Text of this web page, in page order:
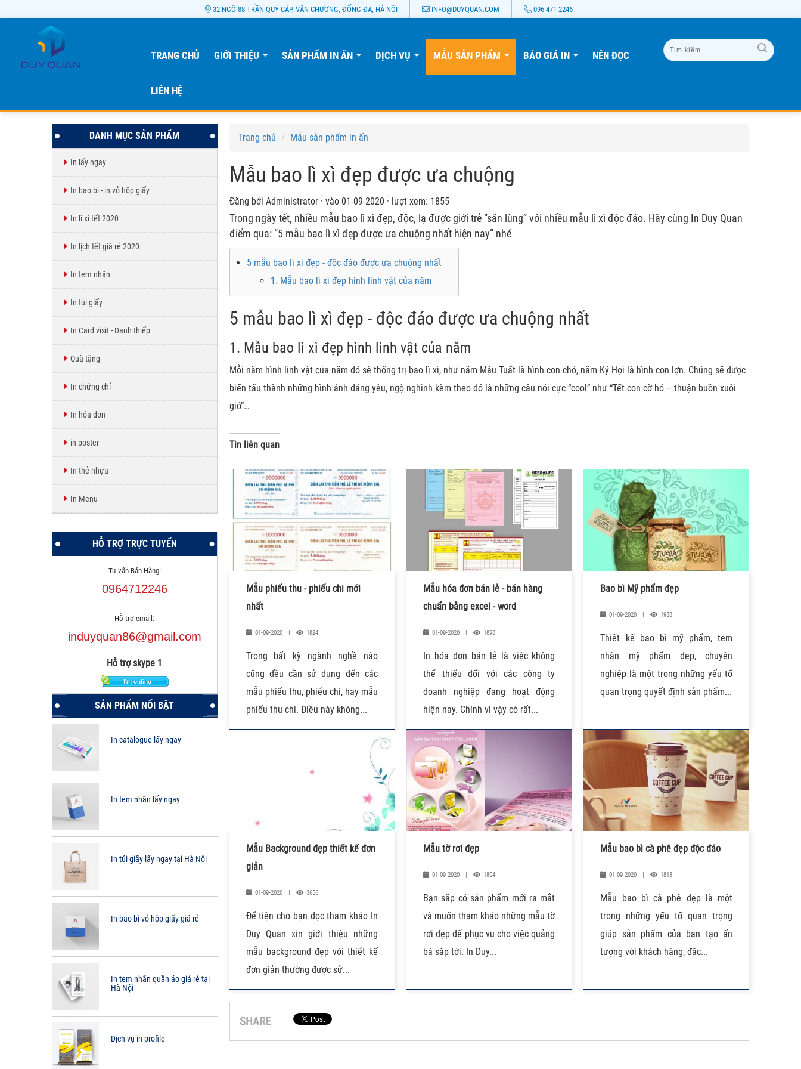
32 NGÕ 88 TRẦN QUÝ CÁP, VĂN CHƯƠNG, ĐỐNG ĐA, HÀ NỘI INFO@DUYQUAN.COM 096 471 2246
TRANG CHỦ GIỚI THIỆU SẢN PHẨM IN ẤN DỊCH VỤ MẪU SẢN PHẨM BÁO GIÁ IN NÊN ĐỌC
LIÊN HỆ
Trang chủ Mẫu sản phẩm in ấn
Mẫu bao lì xì đẹp được ưa chuộng
Đăng bởi Administrator · vào 01-09-2020 · lượt xem: 1855
Trong ngày tết, nhiều mẫu bao lì xì đẹp, độc, lạ được giới trẻ “săn lùng” với nhiều mẫu lì xì độc đáo. Hãy cùng In Duy Quan
điểm qua: “5 mẫu bao lì xì đẹp được ưa chuộng nhất hiện nay” nhé
5 mẫu bao lì xì đẹp - độc đáo được ưa chuộng nhất
1. Mẫu bao lì xì đẹp hình linh vật của năm
5 mẫu bao lì xì đẹp - độc đáo được ưa chuộng nhất
1. Mẫu bao lì xì đẹp hình linh vật của năm
Mỗi năm hình linh vật của năm đó sẽ thống trị bao lì xì, như năm Mậu Tuất là hình con chó, năm Kỷ Hợi là hình con lợn. Chúng sẽ được
biến tấu thành những hình ảnh đáng yêu, ngộ nghĩnh kèm theo đó là những câu nói cực “cool” như “Tết con cờ hó – thuận buồn xuôi
gió”…
Tin liên quan
Mẫu phiếu thu - phiếu chi mới
nhất
01-09-2020 | 1824
Trong bất kỳ ngành nghề nào
cũng đều cần sử dụng đến các
mẫu phiếu thu, phiếu chi, hay mẫu
phiếu thu chi. Điều này không...
Mẫu hóa đơn bán lẻ - bán hàng
chuẩn bằng excel - word
01-09-2020 | 1898
In hóa đơn bán lẻ là việc không
thể thiếu đối với các công ty
doanh nghiệp đang hoạt động
hiện nay. Chính vì vậy có rất...
Bao bì Mỹ phẩm đẹp
01-09-2020 | 1933
Thiết kế bao bì mỹ phẩm, tem
nhãn mỹ phẩm đẹp, chuyên
nghiệp là một trong những yếu tố
quan trọng quyết định sản phẩm...
Mẫu Background đẹp thiết kế đơn
giản
01-09-2020 3656
Để tiện cho bạn đọc tham khảo In
Duy Quan xin giới thiệu những
mẫu background đẹp với thiết kế
đơn giản thường được sử...
Mẫu tờ rơi đẹp
01-09-2020 1804
Bạn sắp có sản phẩm mới ra mắt
và muốn tham khảo những mẫu tờ
rơi đẹp để phục vụ cho việc quảng
bá sắp tới. In Duy...
Mẫu bao bì cà phê đẹp độc đáo
01-09-2020 1813
Mẫu bao bì cà phê đẹp là một
trong những yếu tố quan trọng
giúp sản phẩm của bạn tạo ấn
tượng với khách hàng, đặc...
SHARE
DANH MỤC SẢN PHẨM
In lấy ngay
In bao bì - in vỏ hộp giấy
In lì xì tết 2020
In lịch tết giá rẻ 2020
In tem nhãn
In túi giấy
In Card visit - Danh thiếp
Quà tặng
In chứng chỉ
In hóa đơn
in poster
In thẻ nhựa
In Menu
HỖ TRỢ TRỰC TUYẾN
Tư vấn Bán Hàng:
0964712246
Hỗ trợ email:
induyquan86@gmail.com
Hỗ trợ skype 1
SẢN PHẨM NỔI BẬT
In catalogue lấy ngay
In tem nhãn lấy ngay
In túi giấy lấy ngay tại Hà Nội
In bao bì vỏ hộp giấy giá rẻ
In tem nhãn quần áo giá rẻ tại
Hà Nội
Dịch vụ in profile